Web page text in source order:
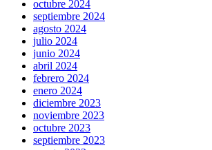
octubre 2024
septiembre 2024
agosto 2024
julio 2024
junio 2024
abril 2024
febrero 2024
enero 2024
diciembre 2023
noviembre 2023
octubre 2023
septiembre 2023